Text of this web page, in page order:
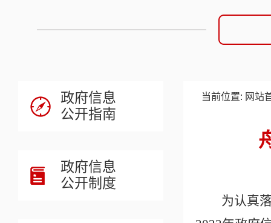
政府信息
公开指南
政府信息
公开制度
当前位置: 网站
为认真